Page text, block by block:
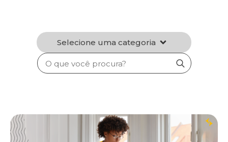
Selecione uma categoria
Search
for: